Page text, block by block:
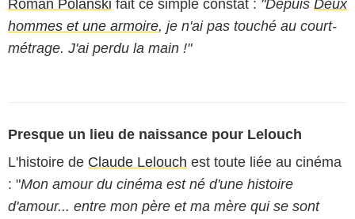
Roman Polanski fait ce simple constat : "Depuis Deux
hommes et une armoire, je n'ai pas touché au court-
métrage. J'ai perdu la main !"
Presque un lieu de naissance pour Lelouch
L'histoire de Claude Lelouch est toute liée au cinéma
: "Mon amour du cinéma est né d'une histoire
d'amour... entre mon père et ma mère qui se sont